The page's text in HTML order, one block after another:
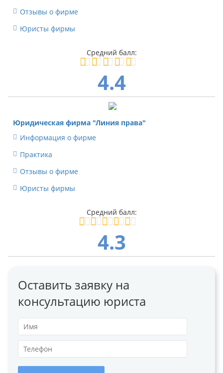
Отзывы о фирме
Юристы фирмы
4.4
Юридическая фирма "Линия права"
Информация о фирме
Практика
Отзывы о фирме
Юристы фирмы
4.3
Оставить заявку на
консультацию юриста